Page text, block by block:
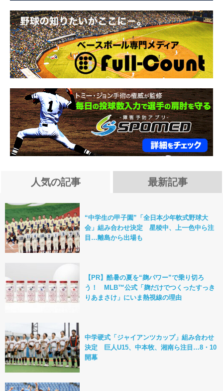
人気の記事 最新記事
“中学生の甲子園”「全日本少年軟式野球大
会」組み合わせ決定 星稜中、上一色中ら注
目…離島から出場も
【PR】酷暑の夏を“麹パワー”で乗り切ろ
う！ MLB™公式「麹だけでつくったすっき
りあまさけ」にいま熱視線の理由
中学硬式「ジャイアンツカップ」組み合わせ
決定 巨人U15、中本牧、湘南ら注目…8・10
開幕